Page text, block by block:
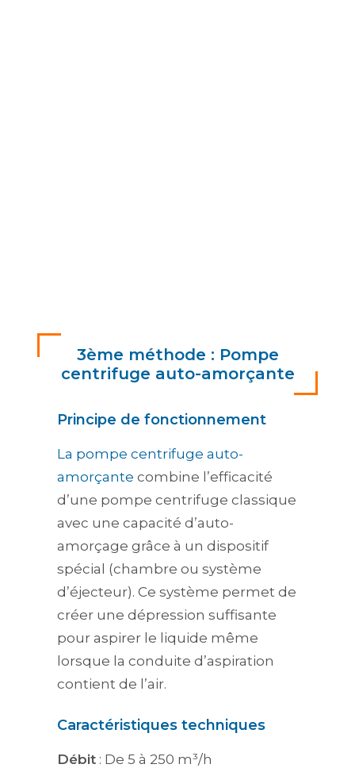
3ème méthode : Pompe
centrifuge auto-amorçante
Principe de fonctionnement
La pompe centrifuge auto-
amorçante combine l’efficacité
d’une pompe centrifuge classique
avec une capacité d’auto-
amorçage grâce à un dispositif
spécial (chambre ou système
d’éjecteur). Ce système permet de
créer une dépression suffisante
pour aspirer le liquide même
lorsque la conduite d’aspiration
contient de l’air.
Caractéristiques techniques
Débit : De 5 à 250 m³/h